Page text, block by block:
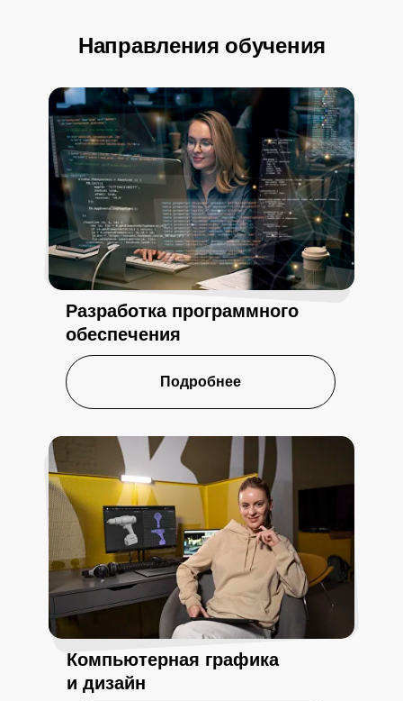
Направления обучения
Разработка программного
обеспечения
Подробнее
Компьютерная графика
и дизайн